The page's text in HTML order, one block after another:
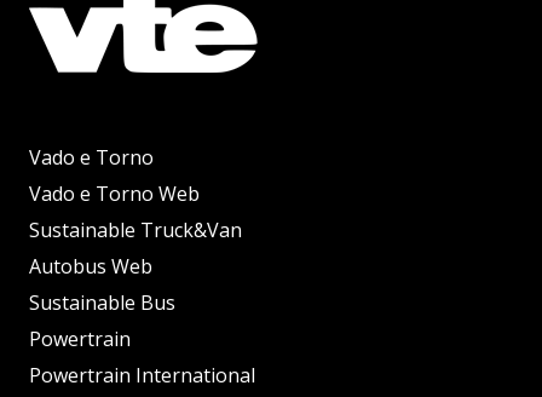
Vado e Torno
Vado e Torno Web
Sustainable Truck&Van
Autobus Web
Sustainable Bus
Powertrain
Powertrain International